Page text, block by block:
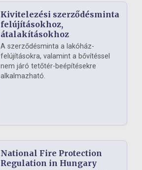
Kivitelezési szerződésminta
felújításokhoz,
átalakításokhoz
A szerződésminta a lakóház-
felújításokra, valamint a bővítéssel
nem járó tetőtér-beépítésekre
alkalmazható.
National Fire Protection
Regulation in Hungary